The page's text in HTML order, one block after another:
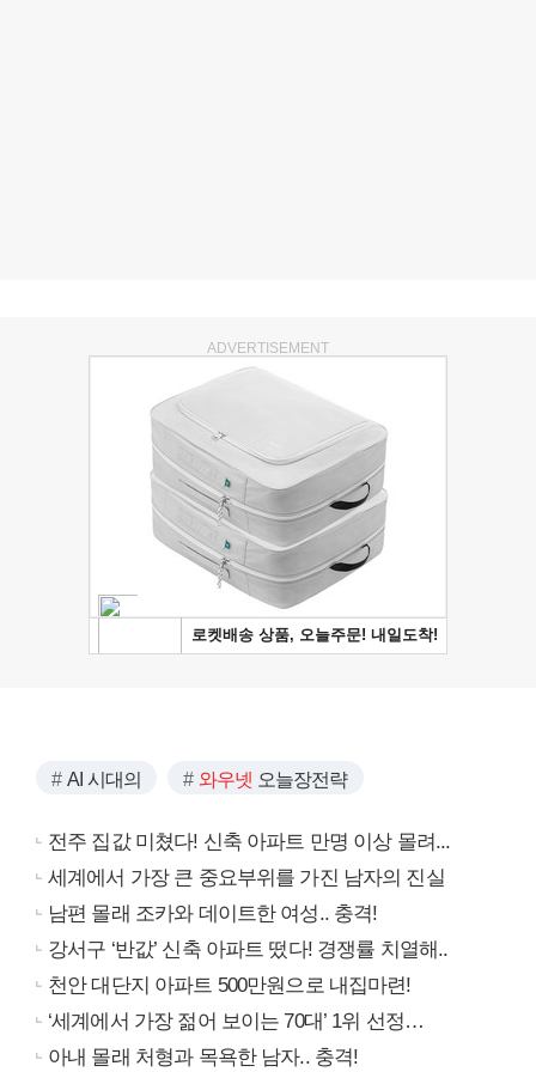
ADVERTISEMENT
AI 시대의 와우넷 오늘장전략
전주 집값 미쳤다! 신축 아파트 만명 이상 몰려...
세계에서 가장 큰 중요부위를 가진 남자의 진실
남편 몰래 조카와 데이트한 여성.. 충격!
강서구 ‘반값’ 신축 아파트 떴다! 경쟁률 치열해..
천안 대단지 아파트 500만원으로 내집마련!
‘세계에서 가장 젊어 보이는 70대’ 1위 선정…
아내 몰래 처형과 목욕한 남자.. 충격!